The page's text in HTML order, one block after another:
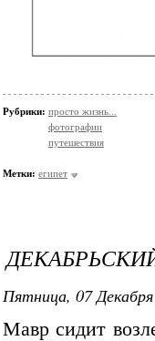
Рубрики: просто жизнь...
фотографии
путешествия
Метки: египет
Пятница, 07
Мавр сидит